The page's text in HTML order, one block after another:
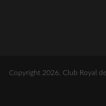
Copyright 2026, Club Royal